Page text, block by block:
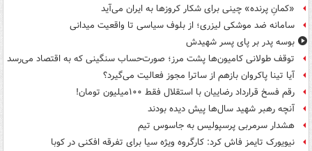
«کمانِ پرنده» چینی برای شکار کروزها به ایران می‌آید
سامانه ضد موشکی لیزری؛ از بلوف سیاسی تا واقعیت میدانی
بوسه‌ پدر بر پای پسر شهیدش
توقف طولانی کامیون‌ها پشت مرز؛ صورت‌حساب سنگینی که به اقتصاد می‌رسد
آیا تینا پاکروان بازهم از ساترا مجوز فعالیت می‌گیرد؟
رقم فسخ قرارداد رضاییان با استقلال فقط ۱۰۰میلیون تومان!
آنچه رهبر شهید سال‌ها پیش دیده بودند
هشدار سرمربی پرسپولیس به جاسوس تیم
نیویورک تایمز فاش کرد: کارگروه ویژه سیا برای تفرقه افکنی در کوبا